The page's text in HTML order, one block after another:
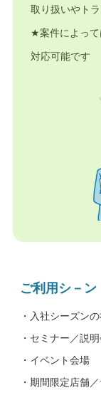
取り扱いやト
★案件によって
対応可能です
ご利用シ－ン
・入社シーズン
・セミナー／説
・イベント会場
・期間限定店舗